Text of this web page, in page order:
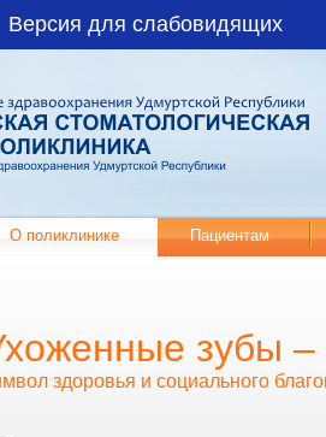
Версия для слабовидящих
О поликлинике Пациентам
зубы –
здоровья и социального